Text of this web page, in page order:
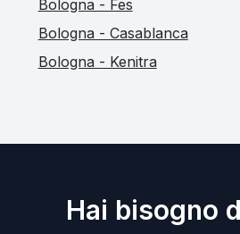
Bologna - Fes
Bologna - Casablanca
Bologna - Kenitra
Hai bisogno